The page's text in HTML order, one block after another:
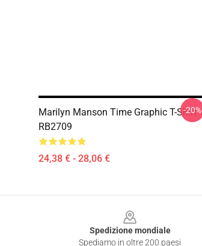
Marilyn Manson Time Graphic T-Shirt
RB2709
24,38 € - 28,06 €
-20%
Spedizione mondiale
Spediamo in oltre 200 paesi